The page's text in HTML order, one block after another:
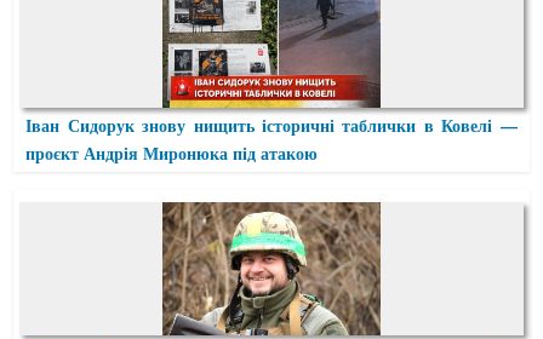
Іван Сидорук знову нищить історичні таблички в Ковелі —
проєкт Андрія Миронюка під атакою